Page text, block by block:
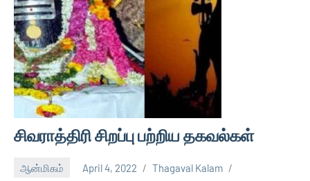
சிவராத்திரி சிறப்பு பற்றிய தகவல்கள்
ஆன்மிகம் April 4, 2022
Thagaval Kalam